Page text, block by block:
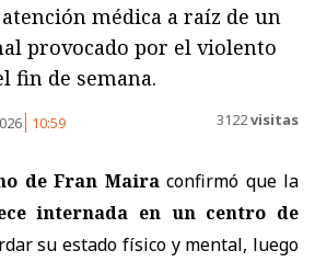
médica a raíz de un
provocado por el violento
fin de semana.
10:59 3122visitas
de Fran Mairaconfirmó que la
internada en un centro de
su estado físico y mental, luego